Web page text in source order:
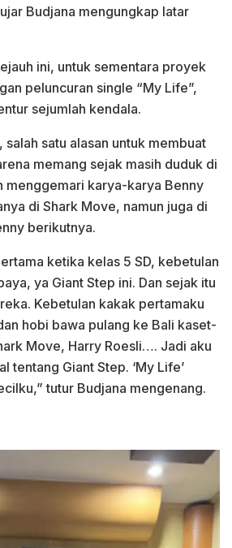
Budjana mengungkap latar
ini, untuk sementara proyek
peluncuran single “My Life”,
sejumlah kendala.
salah satu alasan untuk membuat
memang sejak masih duduk di
menggemari karya-karya Benny
di Shark Move, namun juga di
berikutnya.
ketika kelas 5 SD, kebetulan
ya Giant Step ini. Dan sejak itu
Kebetulan kakak pertamaku
hobi bawa pulang ke Bali kaset-
Move, Harry Roesli…. Jadi aku
tentang Giant Step. ‘My Life’
tutur Budjana mengenang.